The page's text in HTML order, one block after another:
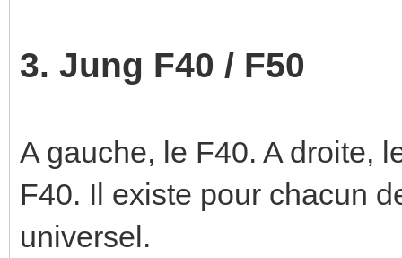
3. Jung F40 / F50
A gauche, le F40. A droite,
F40. Il existe pour chacun
universel.